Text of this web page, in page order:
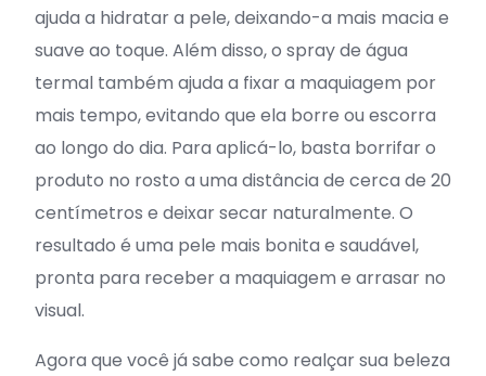
ajuda a hidratar a pele, deixando-a mais macia e
suave ao toque. Além disso, o spray de água
termal também ajuda a fixar a maquiagem por
mais tempo, evitando que ela borre ou escorra
ao longo do dia. Para aplicá-lo, basta borrifar o
produto no rosto a uma distância de cerca de 20
centímetros e deixar secar naturalmente. O
resultado é uma pele mais bonita e saudável,
pronta para receber a maquiagem e arrasar no
visual.
Agora que você já sabe como realçar sua beleza